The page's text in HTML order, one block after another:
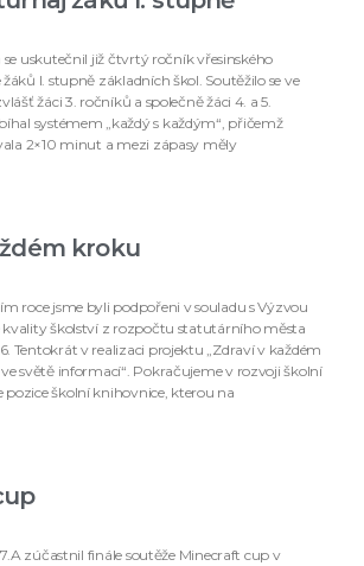
uskutečnil již čtvrtý ročník vřesinského
I. stupně základních škol. Soutěžilo se ve
žáci 3. ročníků a společně žáci 4. a 5.
systémem „každý s každým“, přičemž
2×10 minut a mezi zápasy měly
kroku
roce jsme byli podpořeni v souladu s Výzvou
kvality školství z rozpočtu statutárního města
Tentokrát v realizaci projektu „Zdraví v každém
světě informací“. Pokračujeme v rozvoji školní
školní knihovnice, kterou na
7.A zúčastnil finále soutěže Minecraft cup v